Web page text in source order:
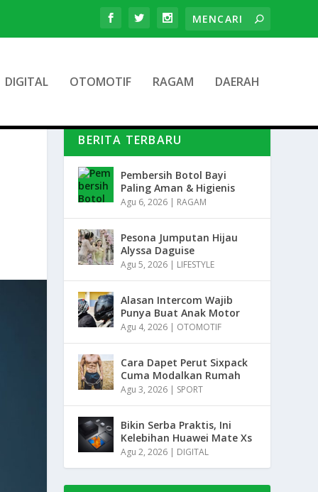
DIGITAL OTOMOTIF RAGAM DAERAH
BERITA TERBARU
Pembersih Botol Bayi
Paling Aman & Higienis
Agu 6, 2026 | RAGAM
Pesona Jumputan Hijau
Alyssa Daguise
Agu 5, 2026 | LIFESTYLE
Alasan Intercom Wajib
Punya Buat Anak Motor
Agu 4, 2026 | OTOMOTIF
Cara Dapet Perut Sixpack
Cuma Modalkan Rumah
Agu 3, 2026 | SPORT
Bikin Serba Praktis, Ini
Kelebihan Huawei Mate Xs
Agu 2, 2026 | DIGITAL